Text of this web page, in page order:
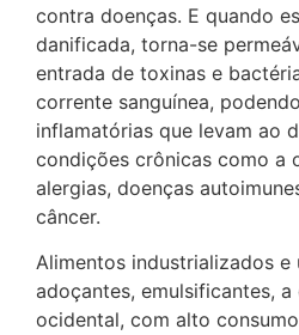
contra doenças. E quando
danificada, torna-se
entrada de toxinas e
corrente sanguínea,
inflamatórias que levam ao
condições crônicas como a
alergias, doenças
câncer.
Alimentos industrializados e
adoçantes, emulsificantes,
ocidental, com alto